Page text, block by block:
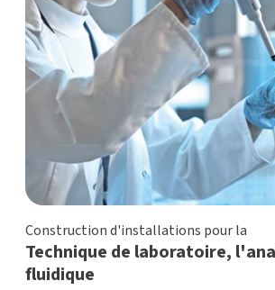
Construction d'installations pour la
Technique de laboratoire,
fluidique